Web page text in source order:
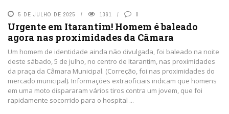
5 DE JULHO DE 2025 1361 0
Urgente em Itarantim! Homem é baleado
agora nas proximidades da Câmara
Um homem de identidade ainda não divulgada, foi baleado na noite
deste sábado, 5 de julho, no centro de Itarantim, nas proximidades
da praça da Câmara Municipal. (Correção, foi nas proximidades do
mercado municipal). Informações extraoficiais indicam que homens
em uma moto dispararam vários tiros contra um jovem, que foi
rapidamente socorrido para o hospital ...